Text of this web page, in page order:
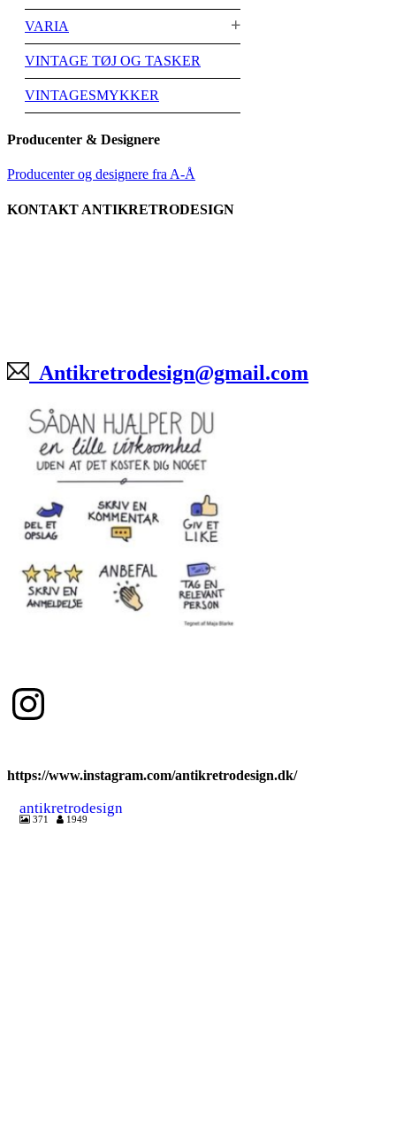
VARIA
VINTAGE TØJ OG TASKER
VINTAGESMYKKER
Producenter & Designere
Producenter og designere fra A-Å
KONTAKT ANTIKRETRODESIGN
Antikretrodesign@gmail.com
Instagram
https://www.instagram.com/antikretrodesign.dk/
antikretrodesign
371 1949